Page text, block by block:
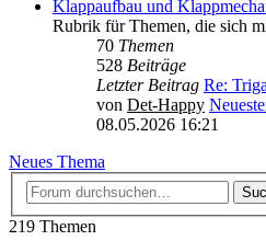
Klappaufbau und
Rubrik für Themen, die sich
70 Themen
528 Beiträge
Letzter Beitrag Re:
von Det-Happy
08.05.2026 16:21
Neues Thema
219 Themen